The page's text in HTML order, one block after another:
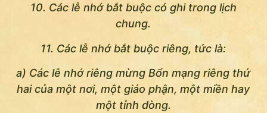
10. Các lễ nhớ bắt buộc có ghi trong lịch
chung.
11. Các lễ nhớ bắt buộc riêng, tức là:
a) Các lễ nhớ riêng mừng Bổn mạng riêng thứ
hai của một nơi, một giáo phận, một miền hay
một tỉnh dòng.